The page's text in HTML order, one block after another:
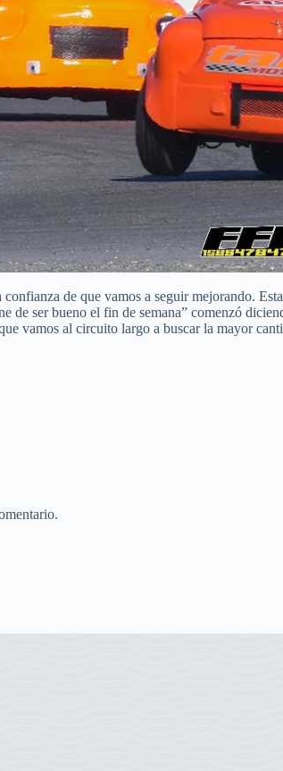
de que vamos a seguir mejorando.
de ser bueno el fin de semana” comenzó
vamos al circuito largo a buscar la mayor